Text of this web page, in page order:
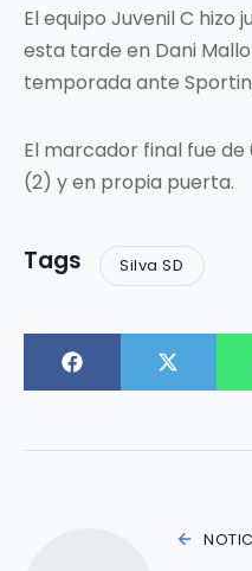
El equipo Juvenil C hizo
esta tarde en Dani
temporada ante
El marcador final fue
(2) y en propia puerta.
Tags Silva SD